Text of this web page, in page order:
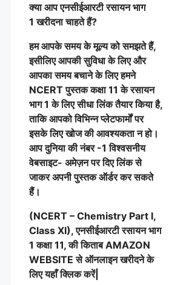
क्या आप एनसीईआरटी रसायन भाग
1 खरीदना चाहते हैं?
हम आपके समय के मूल्य को समझते हैं,
इसीलिए आपकी सुविधा के लिए और
आपका समय बचाने के लिए हमने
NCERT पुस्तक कक्षा 11 के रसायन
भाग 1 के लिए सीधा लिंक तैयार किया है,
ताकि आपको विभिन्न प्लेटफार्मों पर
इसके लिए खोज की आवश्यकता न हो।
आप दुनिया की नंबर -1 विश्वसनीय
वेबसाइट- अमेज़न पर दिए लिंक से
जाकर अपनी पुस्तक ऑर्डर कर सकते
हैं।
(NCERT – Chemistry Part I,
Class XI), एनसीईआरटी रसायन भाग
1 कक्षा 11, की किताब AMAZON
WEBSITE से ऑनलाइन खरीदने के
लिए यहाँ क्लिक करें|